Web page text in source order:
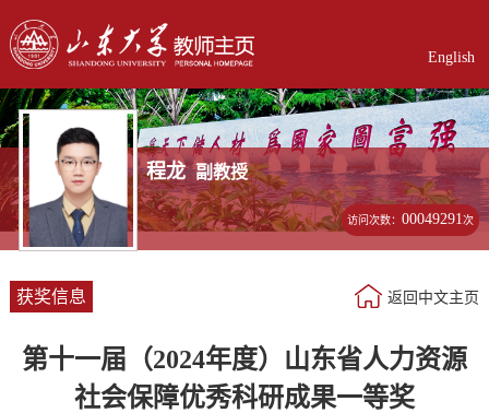
English
程龙 副教授
访问次数：00049291次
获奖信息 返回中文主页
第十一届（2024年度）山东省人力资源
社会保障优秀科研成果一等奖